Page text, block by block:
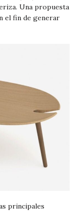
Una propuesta
el fin de generar
principales